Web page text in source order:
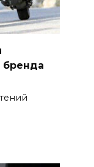
бренда